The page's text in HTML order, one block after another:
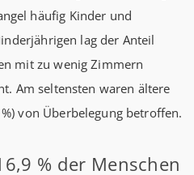
häufig Kinder und
lag der Anteil
mit zu wenig Zimmern
Am seltensten waren ältere
von Überbelegung betroffen.
% der Menschen